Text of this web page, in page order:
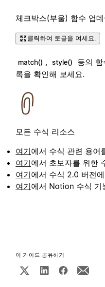
체크박스(부울) 함수 업데
클릭하여 토글을 여세요.
match() style() 등의
록을 확인해 보세요.
모든 수식 리소스
여기에서 수식 관련 용어
여기에서 초보자를 위한
여기에서 수식 2.0 버전
여기에서 Notion 수식 기
이 가이드 공유하기